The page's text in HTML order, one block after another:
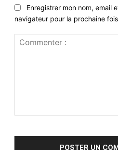
Enregistrer mon nom, email
navigateur pour la prochaine